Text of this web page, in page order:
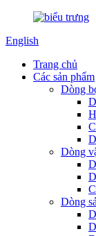
English
Trang chủ
Các sản phẩm
Dòng
Dòng
Dòng